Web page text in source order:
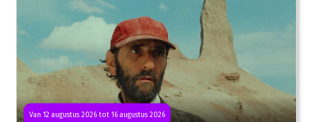
Van 12 augustus 2026 tot 16 augustus 2026